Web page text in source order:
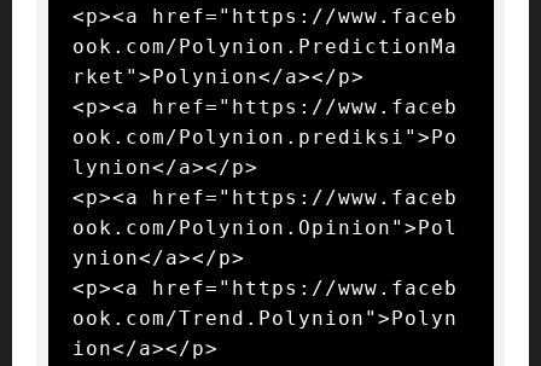
<p><a href="https://www.faceb
ook.com/Polynion.PredictionMa
rket">Polynion</a></p>
<p><a href="https://www.faceb
ook.com/Polynion.prediksi">Po
lynion</a></p>
<p><a href="https://www.faceb
ook.com/Polynion.Opinion">Pol
ynion</a></p>
<p><a href="https://www.faceb
ook.com/Trend.Polynion">Polyn
ion</a></p>